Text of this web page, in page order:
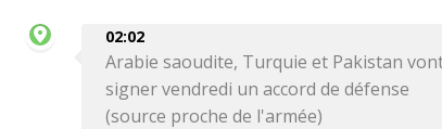
02:02
Arabie saoudite, Turquie et Pakistan
signer vendredi un accord de défense
(source proche de l'armée)